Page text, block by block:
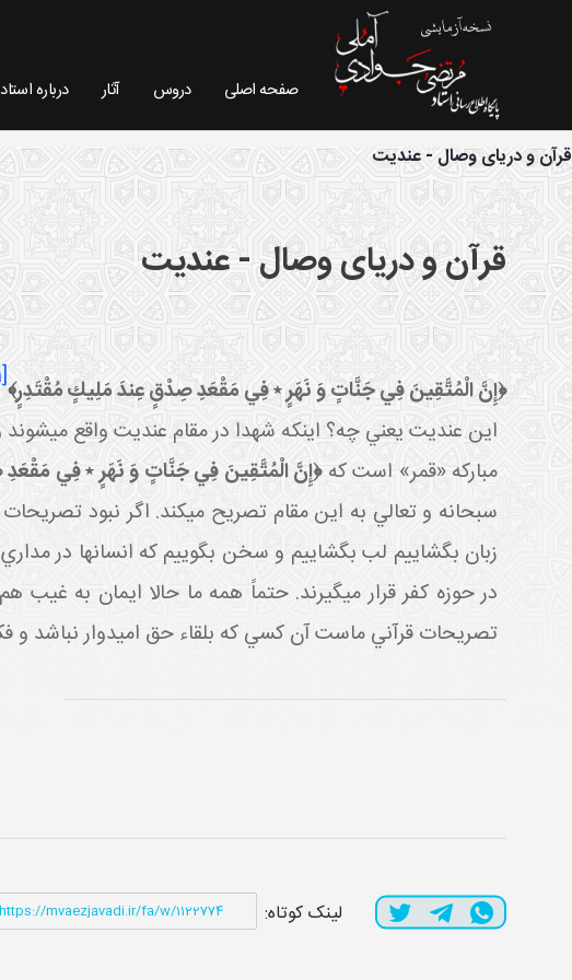
صفحه اصلی دروس آثار درباره استاد
فیش موضوعی - سایت استاد مرتضی جوادی آملی
قرآن و دریای وصال - عندیت
قرآن و دریای وصال - عندیت
﴿إِنَّ الْمُتَّقِينَ فِي جَنَّاتٍ وَ نَهَرٍ ٭ فِي مَقْعَدِ صِدْقٍ عِندَ مَلِيكٍ مُقْتَدِرٍ﴾[1]
اين عنديت يعني چه؟ اينکه شهدا در مقام عنديت واقع مي شوند
مبارکه «قمر» است که﴿إِنَّ الْمُتَّقِينَ فِي جَنَّاتٍ وَ نَهَرٍ ٭ فِي
سبحانه و تعالي به اين مقام تصريح مي کند. اگر نبود
زبان بگشاييم لب بگشاييم و سخن بگوييم که انسان ها در مداري
در حوزه کفر قرار مي گيرند. حتماً همه ما حالا ايمان به
تصريحات قرآني ماست آن کسي که بلقاء حق اميدوار نباشد و
لینک کوتاه: